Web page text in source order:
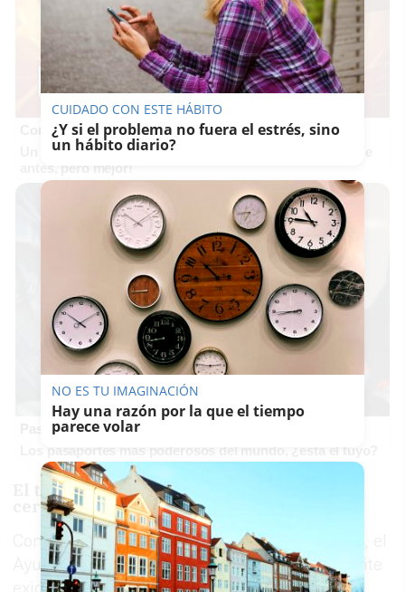
Corepunk MMORPG
Un verdadero MMORPG de la vieja escuela ¡Cómo los de
antes, pero mejor!
Pasaportes que abren puertas
Los pasaportes más poderosos del mundo, ¿está el tuyo?
El trámite final que exige el TSJA para
cerrar 22 años de batalla legal
Con la celebración de este pleno extraordinario, el
Ayuntamiento de Carboneras culminará el trámite
CUIDADO CON ESTE HÁBITO
¿Y si el problema no fuera el estrés, sino
un hábito diario?
NO ES TU IMAGINACIÓN
Hay una razón por la que el tiempo
parece volar